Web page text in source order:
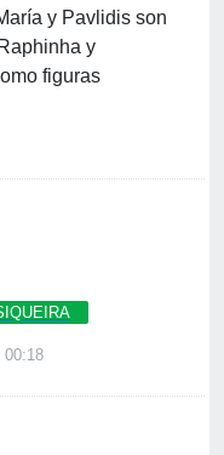
y Pavlidis son
y
figuras
00:18